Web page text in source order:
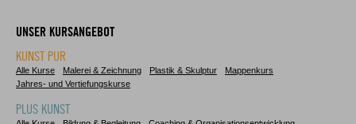
UNSER KURSANGEBOT
KUNST PUR
Alle Kurse Malerei & Zeichnung Plastik & Skulptur
Mappenkurs
Jahres- und Vertiefungskurse
PLUS KUNST